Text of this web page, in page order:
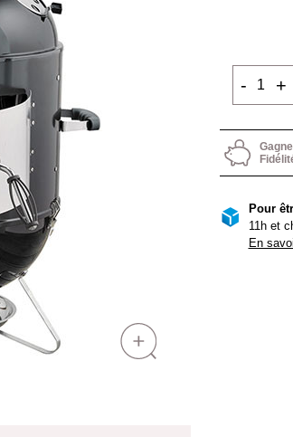
- +
Pour
11h et
En